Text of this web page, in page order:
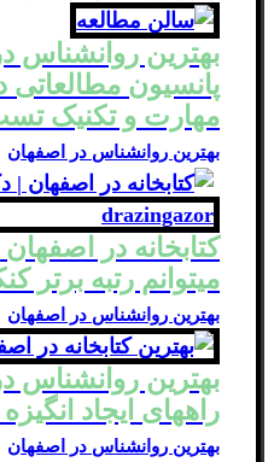
بهترین روانشناس
پانسیون مطالعاتی
مهارت و تکنیک
بهترین روانشناس در اصفهان
کتابخانه در
میتوانم رتبه برتر
بهترین روانشناس در اصفهان
بهترین روانشناس
راههای ایجاد
بهترین روانشناس در اصفهان